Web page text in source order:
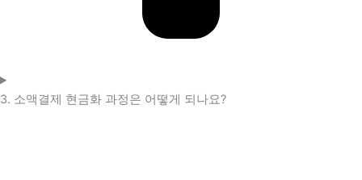
3. 소액결제 현금화 과정은 어떻게 되나요?